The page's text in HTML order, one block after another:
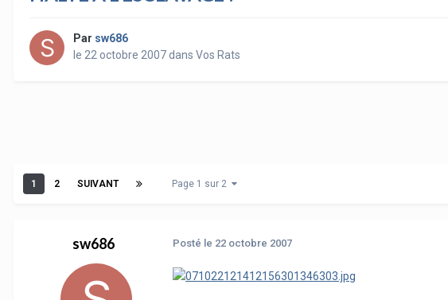
Par sw686
le 22 octobre 2007dans Vos Rats
1 2 SUIVANT Page 1 sur 2
sw686 Posté le 22 octobre 2007